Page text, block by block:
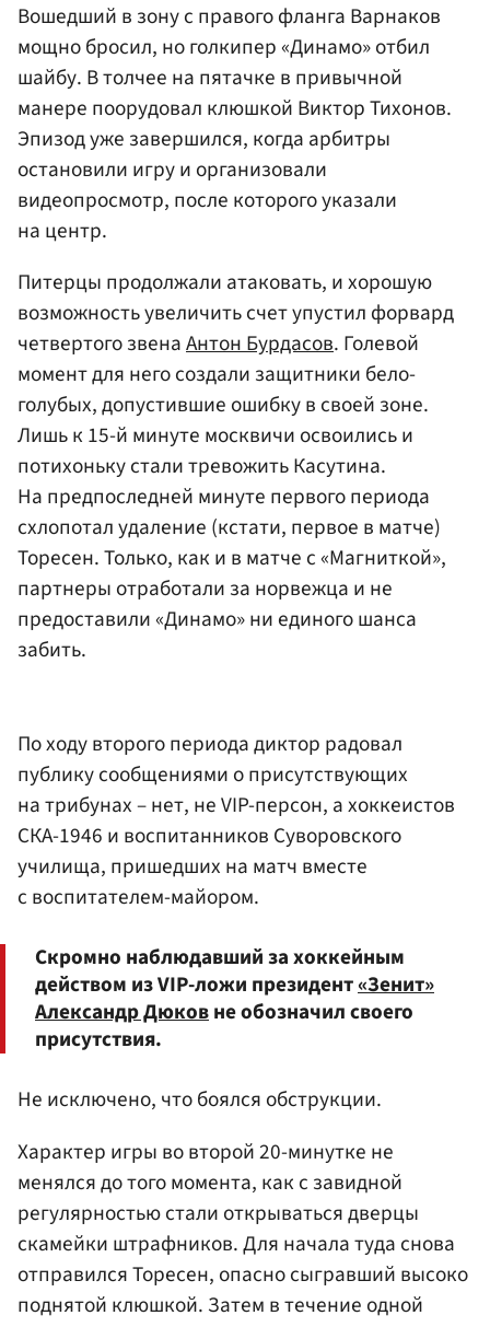
Вошедший в зону с правого фланга Варнаков
мощно бросил, но голкипер «Динамо» отбил
шайбу. В толчее на пятачке в привычной
манере поорудовал клюшкой Виктор Тихонов.
Эпизод уже завершился, когда арбитры
остановили игру и организовали
видеопросмотр, после которого указали
на центр.
Питерцы продолжали атаковать, и хорошую
возможность увеличить счет упустил форвард
четвертого звенаАнтон Бурдасов. Голевой
момент для него создали защитники бело-
голубых, допустившие ошибку в своей зоне.
Лишь к 15-й минуте москвичи освоились и
потихоньку стали тревожить Касутина.
На предпоследней минуте первого периода
схлопотал удаление (кстати, первое в матче)
Торесен. Только, как и в матче с «Магниткой»,
партнеры отработали за норвежца и не
предоставили «Динамо» ни единого шанса
забить.
По ходу второго периода диктор радовал
публику сообщениями о присутствующих
на трибунах – нет, не VIP-персон, а хоккеистов
СКА-1946 и воспитанников Суворовского
училища, пришедших на матч вместе
с воспитателем-майором.
Скромно наблюдавший за хоккейным
действом из VIP-ложи президент«Зенит»
Александр Дюковне обозначил своего
присутствия.
Не исключено, что боялся обструкции.
Характер игры во второй 20-минутке не
менялся до того момента, как с завидной
регулярностью стали открываться дверцы
скамейки штрафников. Для начала туда снова
отправился Торесен, опасно сыгравший высоко
поднятой клюшкой. Затем в течение одной